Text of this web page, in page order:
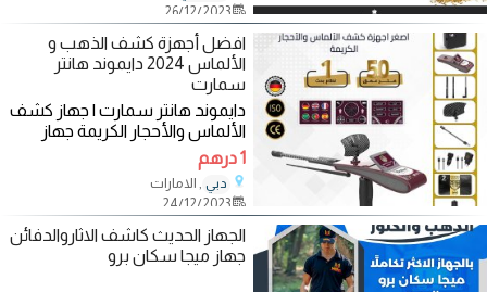
26/12/2023
افضل أجهزة كشف الذهب و
الألماس 2024 دايموند هانتر
سمارت
دايموند هانتر سمارت | جهاز كشف
الألماس والأحجار الكريمة جهاز
هانتر سمارت هو
1 درهم
دبي , الامارات
24/12/2023
الجهاز الحديث كاشف الاثاروالدفائن
جهاز ميجا سكان برو